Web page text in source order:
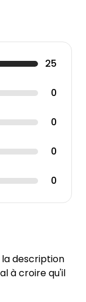
25
0
0
0
0
description
à croire qu'il